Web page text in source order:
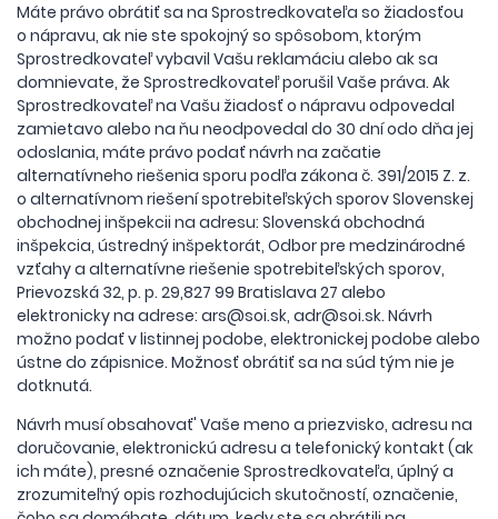
Máte právo obrátiť sa na Sprostredkovateľa so žiadosťou
o nápravu, ak nie ste spokojný so spôsobom, ktorým
Sprostredkovateľ vybavil Vašu reklamáciu alebo ak sa
domnievate, že Sprostredkovateľ porušil Vaše práva. Ak
Sprostredkovateľ na Vašu žiadosť o nápravu odpovedal
zamietavo alebo na ňu neodpovedal do 30 dní odo dňa jej
odoslania, máte právo podať návrh na začatie
alternatívneho riešenia sporu podľa zákona č. 391/2015 Z. z.
o alternatívnom riešení spotrebiteľských sporov Slovenskej
obchodnej inšpekcii na adresu: Slovenská obchodná
inšpekcia, ústredný inšpektorát, Odbor pre medzinárodné
vzťahy a alternatívne riešenie spotrebiteľských sporov,
Prievozská 32, p. p. 29,827 99 Bratislava 27 alebo
elektronicky na adrese: ars@soi.sk, adr@soi.sk. Návrh
možno podať v listinnej podobe, elektronickej podobe alebo
ústne do zápisnice. Možnosť obrátiť sa na súd tým nie je
dotknutá.
Návrh musí obsahovať' Vaše meno a priezvisko, adresu na
doručovanie, elektronickú adresu a telefonický kontakt (ak
ich máte), presné označenie Sprostredkovateľa, úplný a
zrozumiteľný opis rozhodujúcich skutočností, označenie,